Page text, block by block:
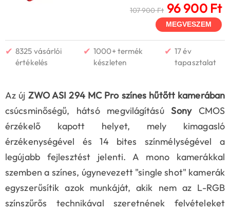
107 900 Ft 96 900 Ft
MEGVESZEM
✔ 8325 vásárlói
értékelés
✔ 1000+ termék
készleten
✔ 17 év
tapasztalat
Az új ZWO ASI 294 MC Pro színes hűtőtt kamerában
csúcsminőségű, hátsó megvilágításúSonyCMOS
érzékelő kapott helyet, mely kimagasló
érzékenységével és 14 bites színmélységével a
legújabb fejlesztést jelenti. A mono kamerákkal
szemben a színes, úgynevezett "single shot" kamerák
egyszerűsítik azok munkáját, akik nem az L-RGB
színszűrős technikával szeretnének felvételeket